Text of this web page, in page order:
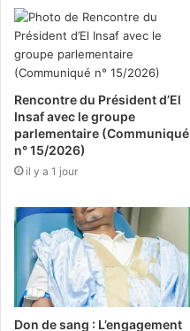
Rencontre du Président d’El
Insaf avec le groupe
parlementaire (Communiqué
n° 15/2026)
il y a 1 jour
Don de sang : L’engagement